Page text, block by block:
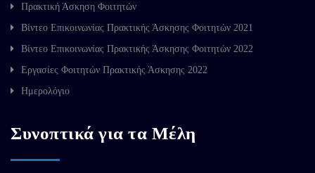
Πρακτική Άσκηση Φοιτητών
Βίντεο Επικοινωνίας Πρακτικής Άσκησης Φοιτητών 2021
Βίντεο Επικοινωνίας Πρακτικής Άσκησης Φοιτητών 2022
Εργασίες Φοιτητών Πρακτικής Άσκησης 2022
Ημερολόγιο
Συνοπτικά για τα Μέλη